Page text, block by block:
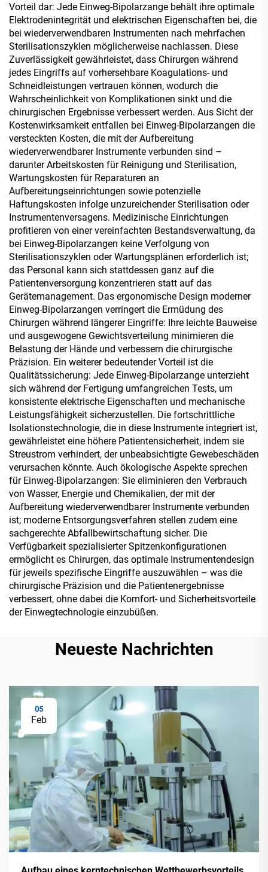
Vorteil dar: Jede Einweg-Bipolarzange behält ihre optimale
Elektrodenintegrität und elektrischen Eigenschaften bei, die
bei wiederverwendbaren Instrumenten nach mehrfachen
Sterilisationszyklen möglicherweise nachlassen. Diese
Zuverlässigkeit gewährleistet, dass Chirurgen während
jedes Eingriffs auf vorhersehbare Koagulations- und
Schneidleistungen vertrauen können, wodurch die
Wahrscheinlichkeit von Komplikationen sinkt und die
chirurgischen Ergebnisse verbessert werden. Aus Sicht der
Kostenwirksamkeit entfallen bei Einweg-Bipolarzangen die
versteckten Kosten, die mit der Aufbereitung
wiederverwendbarer Instrumente verbunden sind –
darunter Arbeitskosten für Reinigung und Sterilisation,
Wartungskosten für Reparaturen an
Aufbereitungseinrichtungen sowie potenzielle
Haftungskosten infolge unzureichender Sterilisation oder
Instrumentenversagens. Medizinische Einrichtungen
profitieren von einer vereinfachten Bestandsverwaltung, da
bei Einweg-Bipolarzangen keine Verfolgung von
Sterilisationszyklen oder Wartungsplänen erforderlich ist;
das Personal kann sich stattdessen ganz auf die
Patientenversorgung konzentrieren statt auf das
Gerätemanagement. Das ergonomische Design moderner
Einweg-Bipolarzangen verringert die Ermüdung des
Chirurgen während längerer Eingriffe: Ihre leichte Bauweise
und ausgewogene Gewichtsverteilung minimieren die
Belastung der Hände und verbessern die chirurgische
Präzision. Ein weiterer bedeutender Vorteil ist die
Qualitätssicherung: Jede Einweg-Bipolarzange unterzieht
sich während der Fertigung umfangreichen Tests, um
konsistente elektrische Eigenschaften und mechanische
Leistungsfähigkeit sicherzustellen. Die fortschrittliche
Isolationstechnologie, die in diese Instrumente integriert ist,
gewährleistet eine höhere Patientensicherheit, indem sie
Streustrom verhindert, der unbeabsichtigte Gewebeschäden
verursachen könnte. Auch ökologische Aspekte sprechen
für Einweg-Bipolarzangen: Sie eliminieren den Verbrauch
von Wasser, Energie und Chemikalien, der mit der
Aufbereitung wiederverwendbarer Instrumente verbunden
ist; moderne Entsorgungsverfahren stellen zudem eine
sachgerechte Abfallbewirtschaftung sicher. Die
Verfügbarkeit spezialisierter Spitzenkonfigurationen
ermöglicht es Chirurgen, das optimale Instrumentendesign
für jeweils spezifische Eingriffe auszuwählen – was die
chirurgische Präzision und die Patientenergebnisse
verbessert, ohne dabei die Komfort- und Sicherheitsvorteile
der Einwegtechnologie einzubüßen.
Neueste Nachrichten
05
Feb